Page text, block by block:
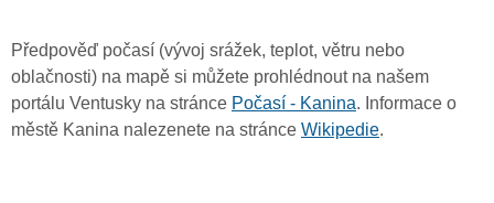
Předpověď počasí (vývoj srážek, teplot, větru nebo
oblačnosti) na mapě si můžete prohlédnout na našem
portálu Ventusky na stránce Počasí - Kanina. Informace o
městě Kanina nalezenete na stránce Wikipedie.